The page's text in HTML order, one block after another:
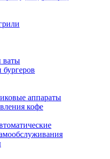
ваты
бургеров
аппараты
кофе